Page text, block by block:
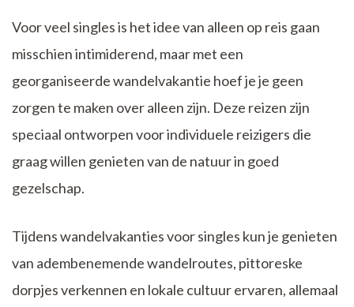
Voor veel singles is het idee van alleen op reis gaan
misschien intimiderend, maar met een
georganiseerde wandelvakantie hoef je je geen
zorgen te maken over alleen zijn. Deze reizen zijn
speciaal ontworpen voor individuele reizigers die
graag willen genieten van de natuur in goed
gezelschap.
Tijdens wandelvakanties voor singles kun je genieten
van adembenemende wandelroutes, pittoreske
dorpjes verkennen en lokale cultuur ervaren, allemaal